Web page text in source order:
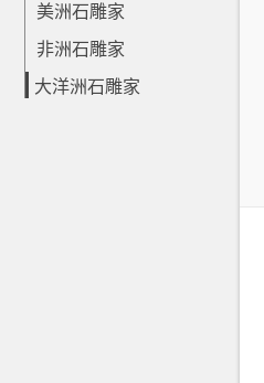
美洲石雕家
非洲石雕家
大洋洲石雕家